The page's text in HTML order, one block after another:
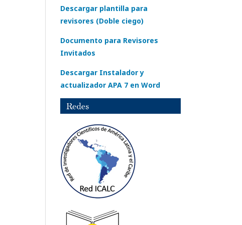
Descargar plantilla para
revisores (Doble ciego)
Documento para Revisores
Invitados
Descargar Instalador y
actualizador APA 7 en Word